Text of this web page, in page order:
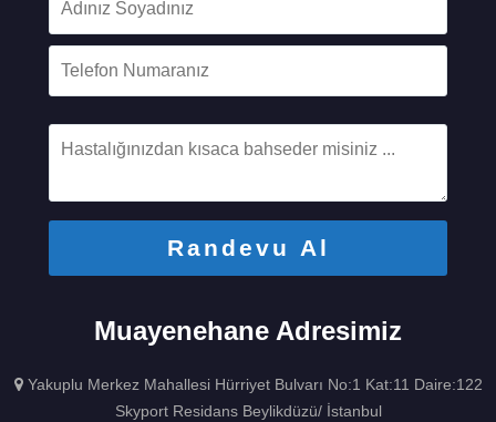
Muayenehane Adresimiz
Yakuplu Merkez Mahallesi Hürriyet Bulvarı No:1 Kat:11 Daire:122
Skyport Residans Beylikdüzü/ İstanbul